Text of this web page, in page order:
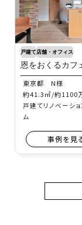
戸建て店舗・オフィス
恩をおくるカフ
東京都 N様
約41.3㎡/約1100
戸建てリノベーショ
ム
事例を見